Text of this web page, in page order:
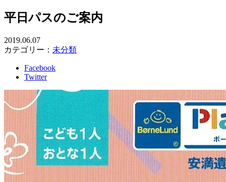
平日パスのご案内
2019.06.07
カテゴリー： 未分類
Facebook
Twitter